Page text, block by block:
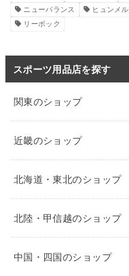
ニューバランス
ヒュンメル
リーボック
スポーツ用品店を探す
関東のショップ
近畿のショップ
北海道・東北のショップ
北陸・甲信越のショップ
中国・四国のショップ